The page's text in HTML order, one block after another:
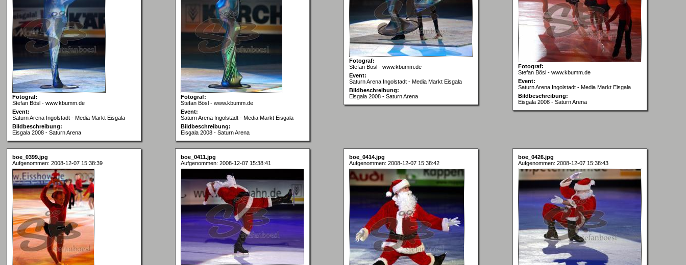
Fotograf:
Stefan Bösl - www.kbumm.de
Event:
Saturn Arena Ingolstadt - Media Markt Eisgala
Bildbeschreibung:
Eisgala 2008 - Saturn Arena
Fotograf:
Stefan Bösl - www.kbumm.de
Event:
Saturn Arena Ingolstadt - Media Markt Eisgala
Bildbeschreibung:
Eisgala 2008 - Saturn Arena
Fotograf:
Stefan Bösl - www.kbumm.de
Event:
Saturn Arena Ingolstadt - Media Markt Eisgala
Bildbeschreibung:
Eisgala 2008 - Saturn Arena
Fotograf:
Stefan Bösl - www.kbumm.de
Event:
Saturn Arena Ingolstadt - Media Markt Eisgala
Bildbeschreibung:
Eisgala 2008 - Saturn Arena
boe_0399.jpg
Aufgenommen: 2008-12-07 15:38:39
boe_0411.jpg
Aufgenommen: 2008-12-07 15:38:41
boe_0414.jpg
Aufgenommen: 2008-12-07 15:38:42
boe_0426.jpg
Aufgenommen: 2008-12-07 15:38:43